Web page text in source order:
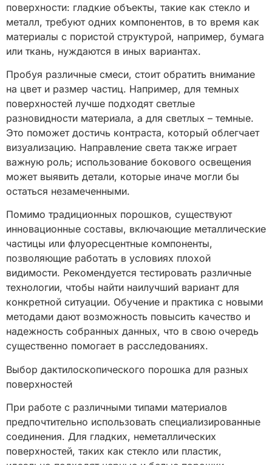
поверхности: гладкие объекты, такие как стекло и
металл, требуют одних компонентов, в то время как
материалы с пористой структурой, например, бумага
или ткань, нуждаются в иных вариантах.
Пробуя различные смеси, стоит обратить внимание
на цвет и размер частиц. Например, для темных
поверхностей лучше подходят светлые
разновидности материала, а для светлых – темные.
Это поможет достичь контраста, который облегчает
визуализацию. Направление света также играет
важную роль; использование бокового освещения
может выявить детали, которые иначе могли бы
остаться незамеченными.
Помимо традиционных порошков, существуют
инновационные составы, включающие металлические
частицы или флуоресцентные компоненты,
позволяющие работать в условиях плохой
видимости. Рекомендуется тестировать различные
технологии, чтобы найти наилучший вариант для
конкретной ситуации. Обучение и практика с новыми
методами дают возможность повысить качество и
надежность собранных данных, что в свою очередь
существенно помогает в расследованиях.
Выбор дактилоскопического порошка для разных
поверхностей
При работе с различными типами материалов
предпочтительно использовать специализированные
соединения. Для гладких, неметаллических
поверхностей, таких как стекло или пластик,